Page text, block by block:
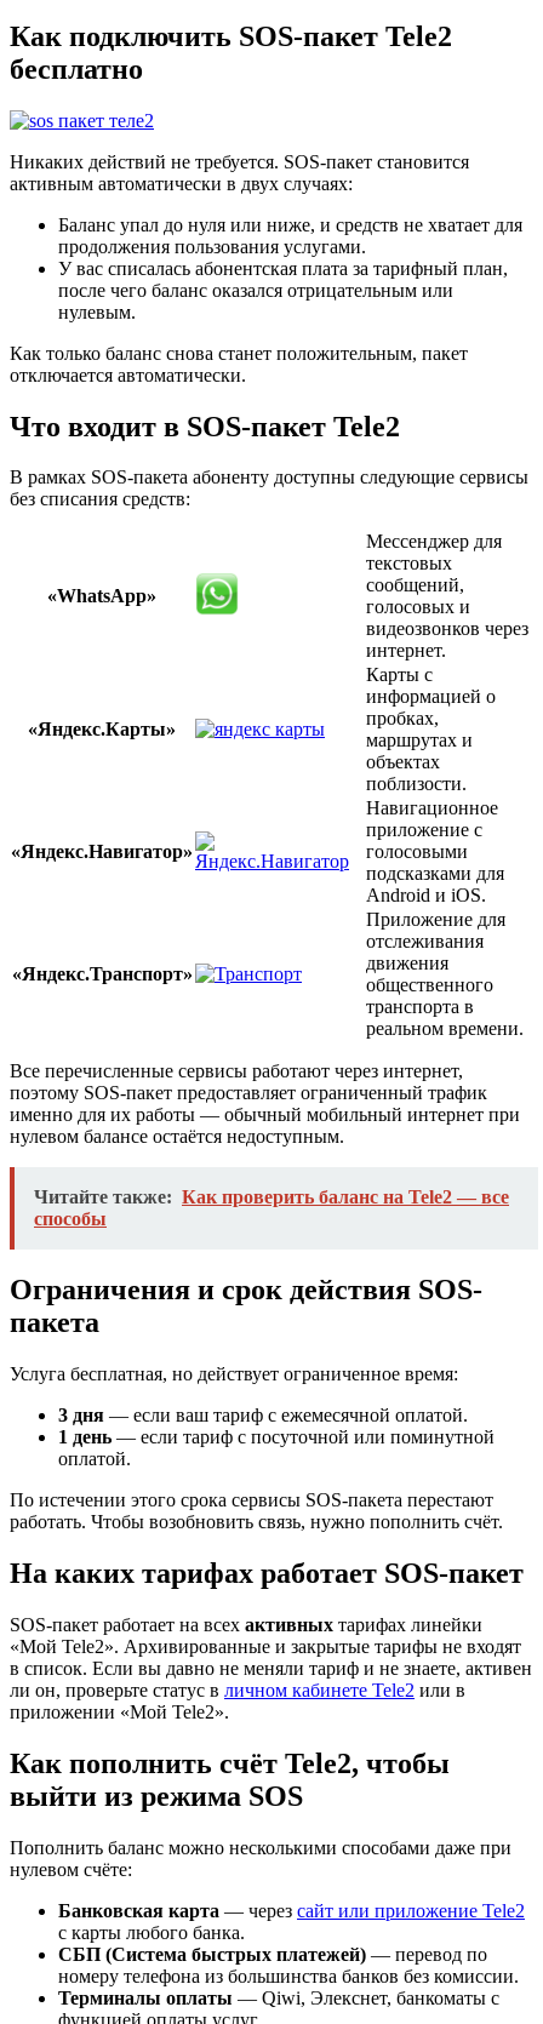
Как подключить SOS-пакет Tele2
бесплатно
Никаких действий не требуется. SOS-пакет становится
активным автоматически в двух случаях:
Баланс упал до нуля или ниже, и средств не хватает для
продолжения пользования услугами.
У вас списалась абонентская плата за тарифный план,
после чего баланс оказался отрицательным или
нулевым.
Как только баланс снова станет положительным, пакет
отключается автоматически.
Что входит в SOS-пакет Tele2
В рамках SOS-пакета абоненту доступны следующие сервисы
без списания средств:
«WhatsApp»
Мессенджер для
текстовых
сообщений,
голосовых и
видеозвонков через
интернет.
«Яндекс.Карты»
Карты с
информацией о
пробках,
маршрутах и
объектах
поблизости.
«Яндекс.Навигатор»
Навигационное
приложение с
голосовыми
подсказками для
Android и iOS.
«Яндекс.Транспорт»
Приложение для
отслеживания
движения
общественного
транспорта в
реальном времени.
Все перечисленные сервисы работают через интернет,
поэтому SOS-пакет предоставляет ограниченный трафик
именно для их работы — обычный мобильный интернет при
нулевом балансе остаётся недоступным.
Читайте также: Как проверить баланс на Tele2 — все
способы
Ограничения и срок действия SOS-
пакета
Услуга бесплатная, но действует ограниченное время:
3 дня — если ваш тариф с ежемесячной оплатой.
1 день — если тариф с посуточной или поминутной
оплатой.
По истечении этого срока сервисы SOS-пакета перестают
работать. Чтобы возобновить связь, нужно пополнить счёт.
На каких тарифах работает SOS-пакет
SOS-пакет работает на всех активных тарифах линейки
«Мой Tele2». Архивированные и закрытые тарифы не входят
в список. Если вы давно не меняли тариф и не знаете, активен
ли он, проверьте статус в личном кабинете Tele2 или в
приложении «Мой Tele2».
Как пополнить счёт Tele2, чтобы
выйти из режима SOS
Пополнить баланс можно несколькими способами даже при
нулевом счёте:
Банковская карта — через сайт или приложение Tele2
с карты любого банка.
СБП (Система быстрых платежей) — перевод по
номеру телефона из большинства банков без комиссии.
Терминалы оплаты — Qiwi, Элекснет, банкоматы с
функцией оплаты услуг.